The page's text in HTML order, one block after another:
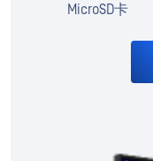
MicroSD卡